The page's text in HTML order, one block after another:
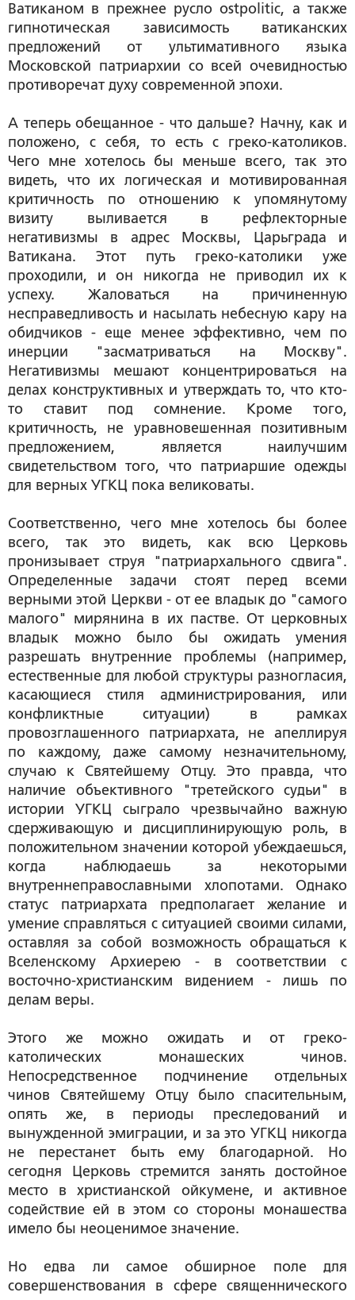
Ватиканом в прежнее русло ostpolitic, а также
гипнотическая зависимость ватиканских
предложений от ультимативного языка
Московской патриархии со всей очевидностью
противоречат духу современной эпохи.
А теперь обещанное - что дальше? Начну, как и
положено, с себя, то есть с греко-католиков.
Чего мне хотелось бы меньше всего, так это
видеть, что их логическая и мотивированная
критичность по отношению к упомянутому
визиту выливается в рефлекторные
негативизмы в адрес Москвы, Царьграда и
Ватикана. Этот путь греко-католики уже
проходили, и он никогда не приводил их к
успеху. Жаловаться на причиненную
несправедливость и насылать небесную кару на
обидчиков - еще менее эффективно, чем по
инерции "засматриваться на Москву".
Негативизмы мешают концентрироваться на
делах конструктивных и утверждать то, что кто-
то ставит под сомнение. Кроме того,
критичность, не уравновешенная позитивным
предложением, является наилучшим
свидетельством того, что патриаршие одежды
для верных УГКЦ пока великоваты.
Соответственно, чего мне хотелось бы более
всего, так это видеть, как всю Церковь
пронизывает струя "патриархального сдвига".
Определенные задачи стоят перед всеми
верными этой Церкви - от ее владык до "самого
малого" мирянина в их пастве. От церковных
владык можно было бы ожидать умения
разрешать внутренние проблемы (например,
естественные для любой структуры разногласия,
касающиеся стиля администрирования, или
конфликтные ситуации) в рамках
провозглашенного патриархата, не апеллируя
по каждому, даже самому незначительному,
случаю к Святейшему Отцу. Это правда, что
наличие объективного "третейского судьи" в
истории УГКЦ сыграло чрезвычайно важную
сдерживающую и дисциплинирующую роль, в
положительном значении которой убеждаешься,
когда наблюдаешь за некоторыми
внутреннеправославными хлопотами. Однако
статус патриархата предполагает желание и
умение справляться с ситуацией своими силами,
оставляя за собой возможность обращаться к
Вселенскому Архиерею - в соответствии с
восточно-христианским видением - лишь по
делам веры.
Этого же можно ожидать и от греко-
католических монашеских чинов.
Непосредственное подчинение отдельных
чинов Святейшему Отцу было спасительным,
опять же, в периоды преследований и
вынужденной эмиграции, и за это УГКЦ никогда
не перестанет быть ему благодарной. Но
сегодня Церковь стремится занять достойное
место в христианской ойкумене, и активное
содействие ей в этом со стороны монашества
имело бы неоценимое значение.
Но едва ли самое обширное поле для
совершенствования в сфере священнического